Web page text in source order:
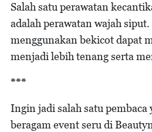
Salah satu perawatan
adalah perawatan wajah
menggunakan bekicot dapat
menjadi lebih tenang serta
***
Ingin jadi salah satu pembaca
beragam event seru di